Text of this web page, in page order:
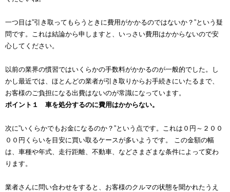
一つ目は”引き取ってもらうときに費用がかかるのではないか？”という疑
問です。これは結論から申しますと、いっさい費用はかからないので安
心してください。
以前の業界の慣習ではいくらかの手数料がかかるのが一般的でした。し
かし最近では、ほとんどの業者が引き取りからお手続きにいたるまで、
お客様のご負担になる出費はないのが常識になっています。
ポイント１ 車を処分するのに費用はかからない。
次に”いくらかでもお金になるのか？”という点です。これは０円～２００
００円くらいを目安に買い取るケースが多いようです。 この金額の幅
は、車種や年式、走行距離、不動車、などさまざまな条件によって変わ
ります。
業者さんに問い合わせをすると、お客様のクルマの状態を聞かれたうえ